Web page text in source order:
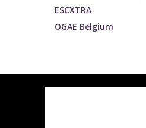
ESCXTRA
OGAE Belgium